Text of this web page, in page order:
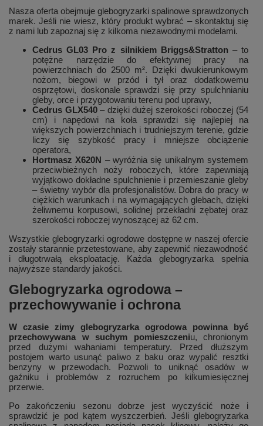
Nasza oferta obejmuje glebogryzarki spalinowe sprawdzonych
marek. Jeśli nie wiesz, który produkt wybrać – skontaktuj się
z nami lub zapoznaj się z kilkoma niezawodnymi modelami.
Cedrus GL03 Pro z silnikiem Briggs&Stratton – to
potężne narzędzie do efektywnej pracy na
powierzchniach do 2500 m². Dzięki dwukierunkowym
nożom, biegowi w przód i tył oraz dodatkowemu
osprzętowi, doskonale sprawdzi się przy spulchnianiu
gleby, orce i przygotowaniu terenu pod uprawy,
Cedrus GLX540– dzięki dużej szerokości roboczej (54
cm) i napędowi na koła sprawdzi się najlepiej na
większych powierzchniach i trudniejszym terenie, gdzie
liczy się szybkość pracy i mniejsze obciążenie
operatora,
Hortmasz X620N – wyróżnia się unikalnym systemem
przeciwbieżnych noży roboczych, które zapewniają
wyjątkowo dokładne spulchnienie i przemieszanie gleby
– świetny wybór dla profesjonalistów. Dobra do pracy w
ciężkich warunkach i na wymagających glebach, dzięki
żeliwnemu korpusowi, solidnej przekładni zębatej oraz
szerokości roboczej wynoszącej aż 62 cm.
Wszystkie glebogryzarki ogrodowe dostępne w naszej ofercie
zostały starannie przetestowane, aby zapewnić niezawodność
i długotrwałą eksploatację. Każda glebogryzarka spełnia
najwyższe standardy jakości.
Glebogryzarka ogrodowa –
przechowywanie i ochrona
W czasie zimy glebogryzarka ogrodowa powinna być
przechowywana w suchym pomieszczeniu, chronionym
przed dużymi wahaniami temperatury. Przed dłuższym
postojem warto usunąć paliwo z baku oraz wypalić resztki
benzyny w przewodach. Pozwoli to uniknąć osadów w
gaźniku i problemów z rozruchem po kilkumiesięcznej
przerwie.
Po zakończeniu sezonu dobrze jest wyczyścić noże i
sprawdzić je pod kątem wyszczerbień. Jeśli glebogryzarka